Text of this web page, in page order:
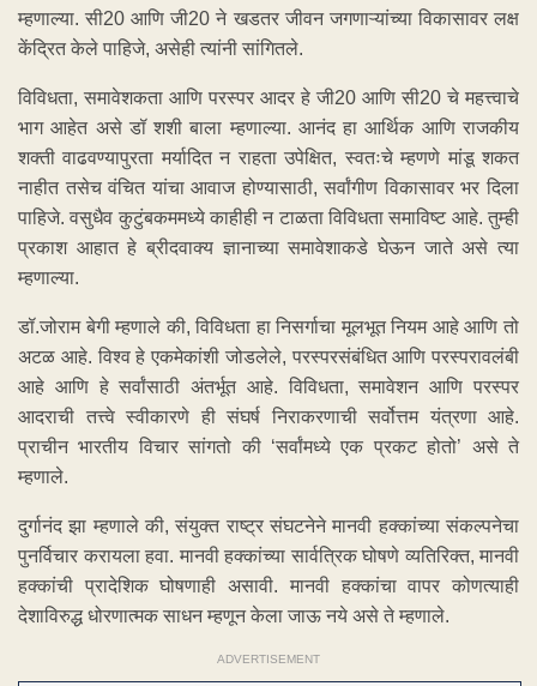
म्हणाल्या. सी20 आणि जी20 ने खडतर जीवन जगणाऱ्यांच्या विकासावर लक्ष
केंद्रित केले पाहिजे, असेही त्यांनी सांगितले.
विविधता, समावेशकता आणि परस्पर आदर हे जी20 आणि सी20 चे महत्त्वाचे
भाग आहेत असे डॉ शशी बाला म्हणाल्या. आनंद हा आर्थिक आणि राजकीय
शक्ती वाढवण्यापुरता मर्यादित न राहता उपेक्षित, स्वतःचे म्हणणे मांडू शकत
नाहीत तसेच वंचित यांचा आवाज होण्यासाठी, सर्वांगीण विकासावर भर दिला
पाहिजे. वसुधैव कुटुंबकममध्ये काहीही न टाळता विविधता समाविष्ट आहे. तुम्ही
प्रकाश आहात हे ब्रीदवाक्य ज्ञानाच्या समावेशाकडे घेऊन जाते असे त्या
म्हणाल्या.
डॉ.जोराम बेगी म्हणाले की, विविधता हा निसर्गाचा मूलभूत नियम आहे आणि तो
अटळ आहे. विश्व हे एकमेकांशी जोडलेले, परस्परसंबंधित आणि परस्परावलंबी
आहे आणि हे सर्वांसाठी अंतर्भूत आहे. विविधता, समावेशन आणि परस्पर
आदराची तत्त्वे स्वीकारणे ही संघर्ष निराकरणाची सर्वोत्तम यंत्रणा आहे.
प्राचीन भारतीय विचार सांगतो की ‘सर्वांमध्ये एक प्रकट होतो’ असे ते
म्हणाले.
दुर्गानंद झा म्हणाले की, संयुक्त राष्ट्र संघटनेने मानवी हक्कांच्या संकल्पनेचा
पुनर्विचार करायला हवा. मानवी हक्कांच्या सार्वत्रिक घोषणे व्यतिरिक्त, मानवी
हक्कांची प्रादेशिक घोषणाही असावी. मानवी हक्कांचा वापर कोणत्याही
देशाविरुद्ध धोरणात्मक साधन म्हणून केला जाऊ नये असे ते म्हणाले.
ADVERTISEMENT